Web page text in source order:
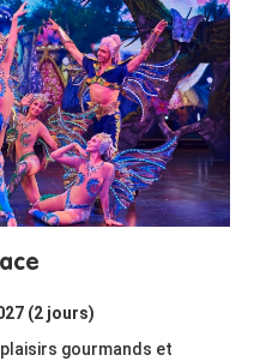
(2 jours)
gourmands et